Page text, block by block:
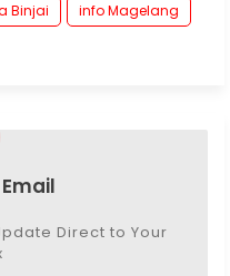
Binjai
info Magelang
Direct to Your